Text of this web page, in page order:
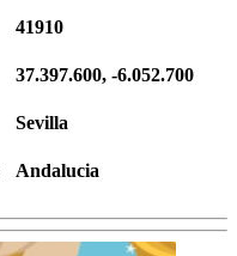
41910
37.397.600, -6.052.700
Sevilla
Andalucia